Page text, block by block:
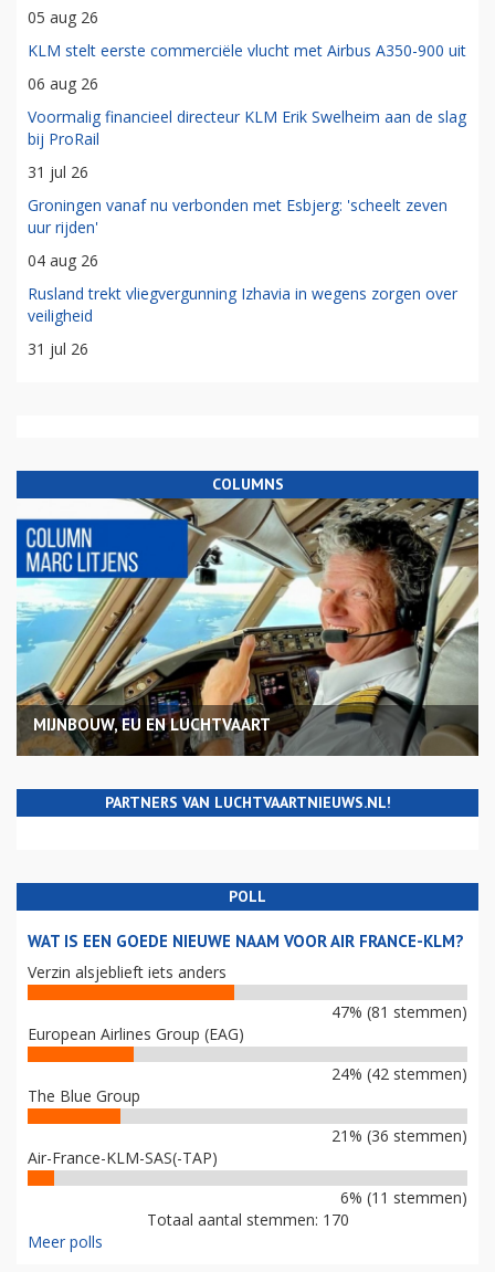
05 aug 26
KLM stelt eerste commerciële vlucht met Airbus A350-900 uit
06 aug 26
Voormalig financieel directeur KLM Erik Swelheim aan de slag
bij ProRail
31 jul 26
Groningen vanaf nu verbonden met Esbjerg: 'scheelt zeven
uur rijden'
04 aug 26
Rusland trekt vliegvergunning Izhavia in wegens zorgen over
veiligheid
31 jul 26
COLUMNS
MIJNBOUW, EU EN LUCHTVAART
PARTNERS VAN LUCHTVAARTNIEUWS.NL!
POLL
WAT IS EEN GOEDE NIEUWE NAAM VOOR AIR FRANCE-KLM?
Verzin alsjeblieft iets anders
47% (81 stemmen)
European Airlines Group (EAG)
24% (42 stemmen)
The Blue Group
21% (36 stemmen)
Air-France-KLM-SAS(-TAP)
6% (11 stemmen)
Totaal aantal stemmen: 170
Meer polls